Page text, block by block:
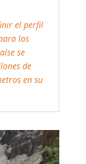
los
se
de
en su